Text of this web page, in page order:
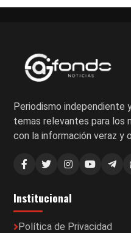
Periodismo independiente
temas relevantes para los
con la información veraz y
Institucional
Política de Privacidad